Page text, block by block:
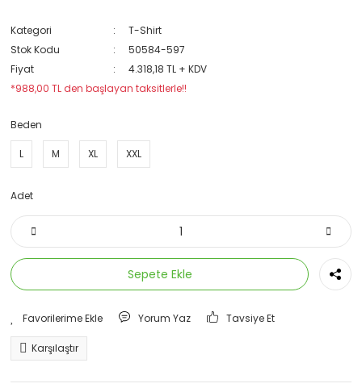
Kategori
T-Shirt
Stok Kodu
50584-597
Fiyat
4.318,18 TL + KDV
*988,00 TL den başlayan taksitlerle!!
Beden
L M XL XXL
Adet
Sepete Ekle
Yorum Yaz Tavsiye Et
Karşılaştır